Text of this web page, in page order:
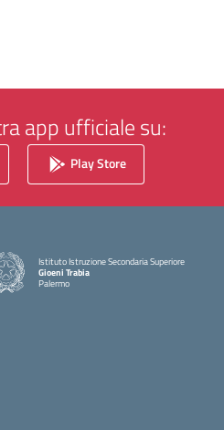
app ufficiale su:
Play Store
Istituto Istruzione Secondaria Superiore
Gioeni Trabia
Palermo